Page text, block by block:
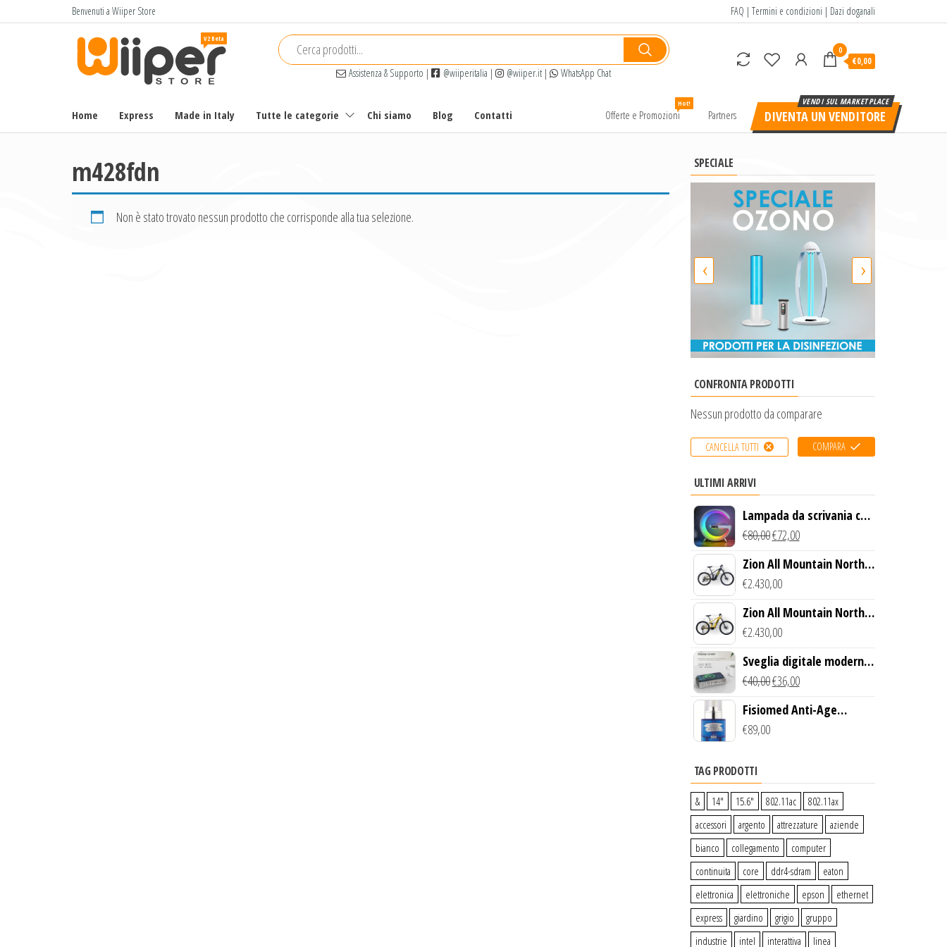
e
Benvenuti a Wiiper Store FAQ | Termini e condizioni | Dazi doganali
Wiiper
a basso
prezzo
Assistenza & Supporto | @wiiperitalia | @wiiper.it | WhatsApp Chat
0
€0,00
Home Express Made in Italy Tutte le categorie Chi siamo Blog Contatti Offerte e Promozioni
Hot!
Partners DIVENTA UN VENDITORE
m428fdn
Non è stato trovato nessun prodotto che corrisponde alla tua selezione.
SPECIALE
‹ ›
CONFRONTA PRODOTTI
Nessun prodotto da comparare
CANCELLA TUTTI COMPARA
ULTIMI ARRIVI
Lampada da scrivania con
luce LED e ricarica
wireless
€80,00€72,00
Zion All Mountain North
Creek Bike (Nero)
€2.430,00
Zion All Mountain North
Creek Bike (Giallo)
€2.430,00
Sveglia digitale moderna
con Caricabatterie
Wireless Qi
€40,00€36,00
Fisiomed Anti-Age
Defense Face Serum
€89,00
TAG PRODOTTI
& 14″ 15.6″ 802.11ac
802.11ax
accessori
argento attrezzature
aziende
bianco
collegamento
computer
continuita
core ddr4-sdram
eaton
elettronica
elettroniche epson
ethernet
express
giardino grigio
gruppo
industrie
intel interattiva linea